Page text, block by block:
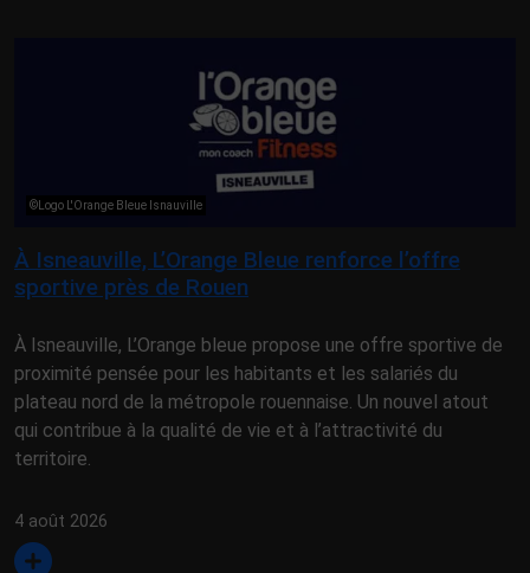
©Logo L'Orange Bleue Isnauville
À Isneauville, L’Orange Bleue renforce l’offre
sportive près de Rouen
À Isneauville, L’Orange bleue propose une offre sportive de
proximité pensée pour les habitants et les salariés du
plateau nord de la métropole rouennaise. Un nouvel atout
qui contribue à la qualité de vie et à l’attractivité du
territoire.
4 août 2026